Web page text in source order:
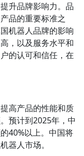
升品牌影响力。品
品的重要标准之
机器人品牌的影响
，以及服务水平和
的认可和信任，在
高产品的性能和质
预计到2025年，中
40%以上。中国将
器人市场。